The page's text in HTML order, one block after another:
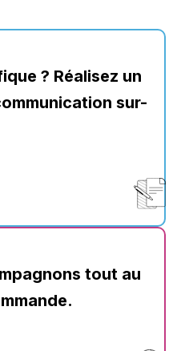
? Réalisez un
sur-
tout au